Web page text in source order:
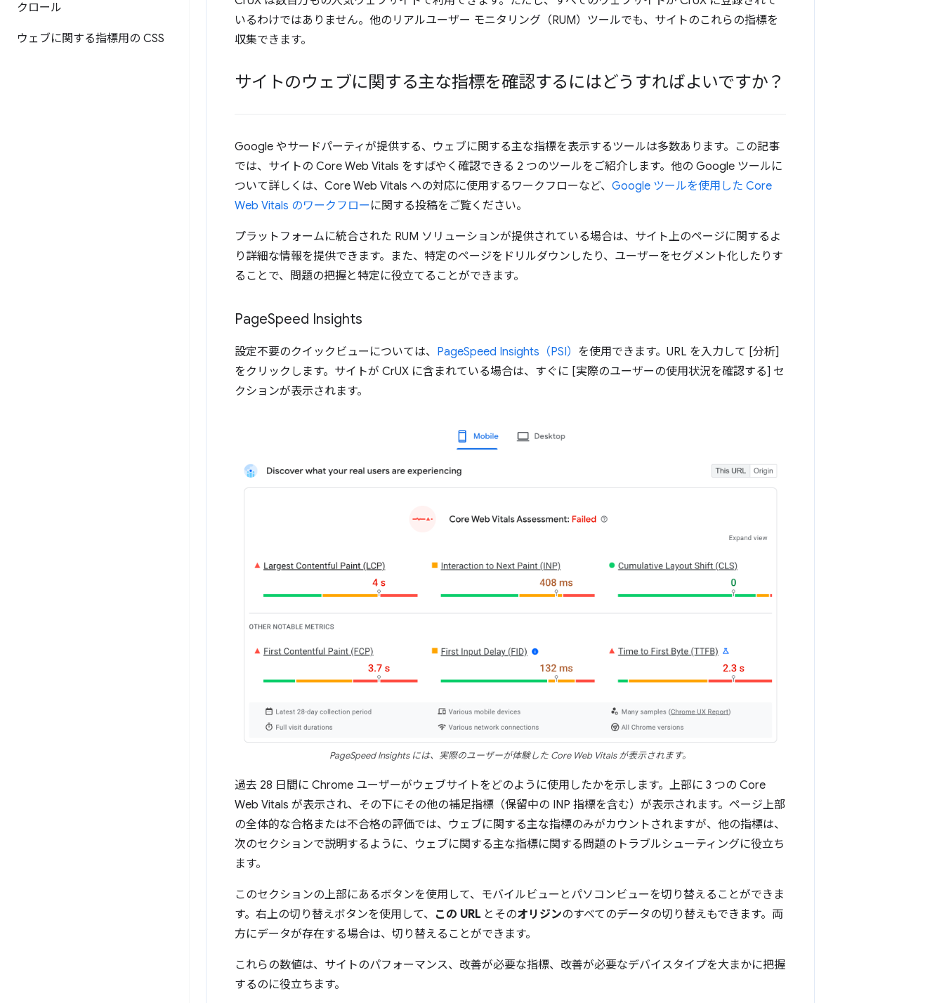
クロール
ウェブに関する指標用の CSS
いるわけではありません。他のリアルユーザー モニタリング（RUM）ツールでも、サイトのこれらの指標を
収集できます。
サイトのウェブに関する主な指標を確認するにはどうすればよいですか？
Google やサードパーティが提供する、ウェブに関する主な指標を表示するツールは多数あります。この記事
では、サイトの Core Web Vitals をすばやく確認できる 2 つのツールをご紹介します。他の Google ツールに
ついて詳しくは、Core Web Vitals への対応に使用するワークフローなど、 Google ツールを使用した Core
Web Vitals のワークフロー に関する投稿をご覧ください。
プラットフォームに統合された RUM ソリューションが提供されている場合は、サイト上のページに関するよ
り詳細な情報を提供できます。また、特定のページをドリルダウンしたり、ユーザーをセグメント化したりす
ることで、問題の把握と特定に役立てることができます。
PageSpeed Insights
設定不要のクイックビューについては、 PageSpeed Insights（PSI） を使用できます。URL を入力して [分析]
をクリックします。サイトが CrUX に含まれている場合は、すぐに [実際のユーザーの使用状況を確認する] セ
クションが表示されます。
PageSpeed Insights には、実際のユーザーが体験した Core Web Vitals が表示されます。
過去 28 日間に Chrome ユーザーがウェブサイトをどのように使用したかを示します。上部に 3 つの Core
Web Vitals が表示され、その下にその他の補足指標（保留中の INP 指標を含む）が表示されます。ページ上部
の全体的な合格または不合格の評価では、ウェブに関する主な指標のみがカウントされますが、他の指標は、
次のセクションで説明するように、ウェブに関する主な指標に関する問題のトラブルシューティングに役立ち
ます。
このセクションの上部にあるボタンを使用して、モバイルビューとパソコンビューを切り替えることができま
す。右上の切り替えボタンを使用して、 この URLとそのオリジンのすべてのデータの切り替えもできます。両
方にデータが存在する場合は、切り替えることができます。
これらの数値は、サイトのパフォーマンス、改善が必要な指標、改善が必要なデバイスタイプを大まかに把握
するのに役立ちます。